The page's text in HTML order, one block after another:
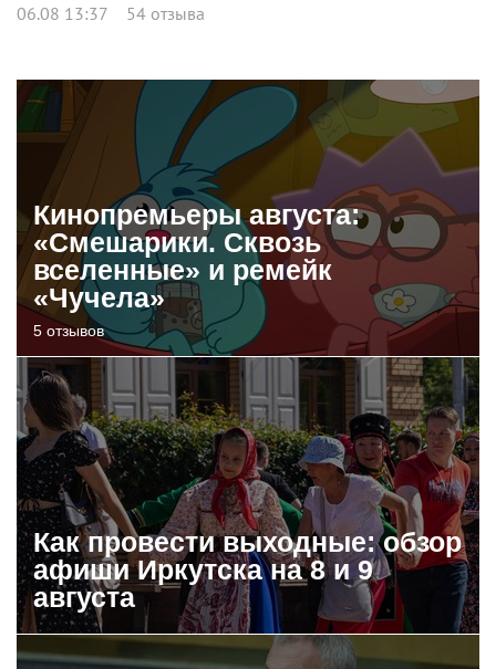
06.08 13:37 54 отзыва
Кинопремьеры августа:
«Смешарики. Сквозь
вселенные» и ремейк
«Чучела»
5 отзывов
Как провести выходные: обзор
афиши Иркутска на 8 и 9
августа